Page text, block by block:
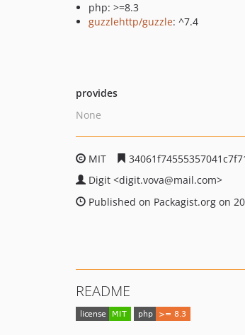
php: >=8.3
guzzlehttp/guzzle: ^7.4
provides
None
MIT
Digit <digit.vova@mail.com>
Published on Packagist.org on
README